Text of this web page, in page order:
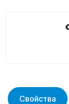
Свойства